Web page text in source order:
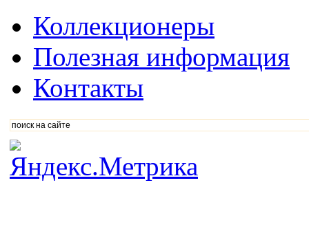
Коллекционеры
Полезная информация
Контакты